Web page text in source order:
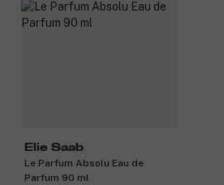
Elie Saab
Le Parfum Absolu Eau de
Parfum 90 ml